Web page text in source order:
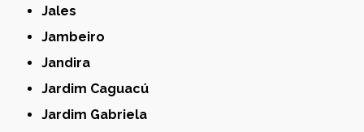
Jales
Jambeiro
Jandira
Jardim Caguacú
Jardim Gabriela